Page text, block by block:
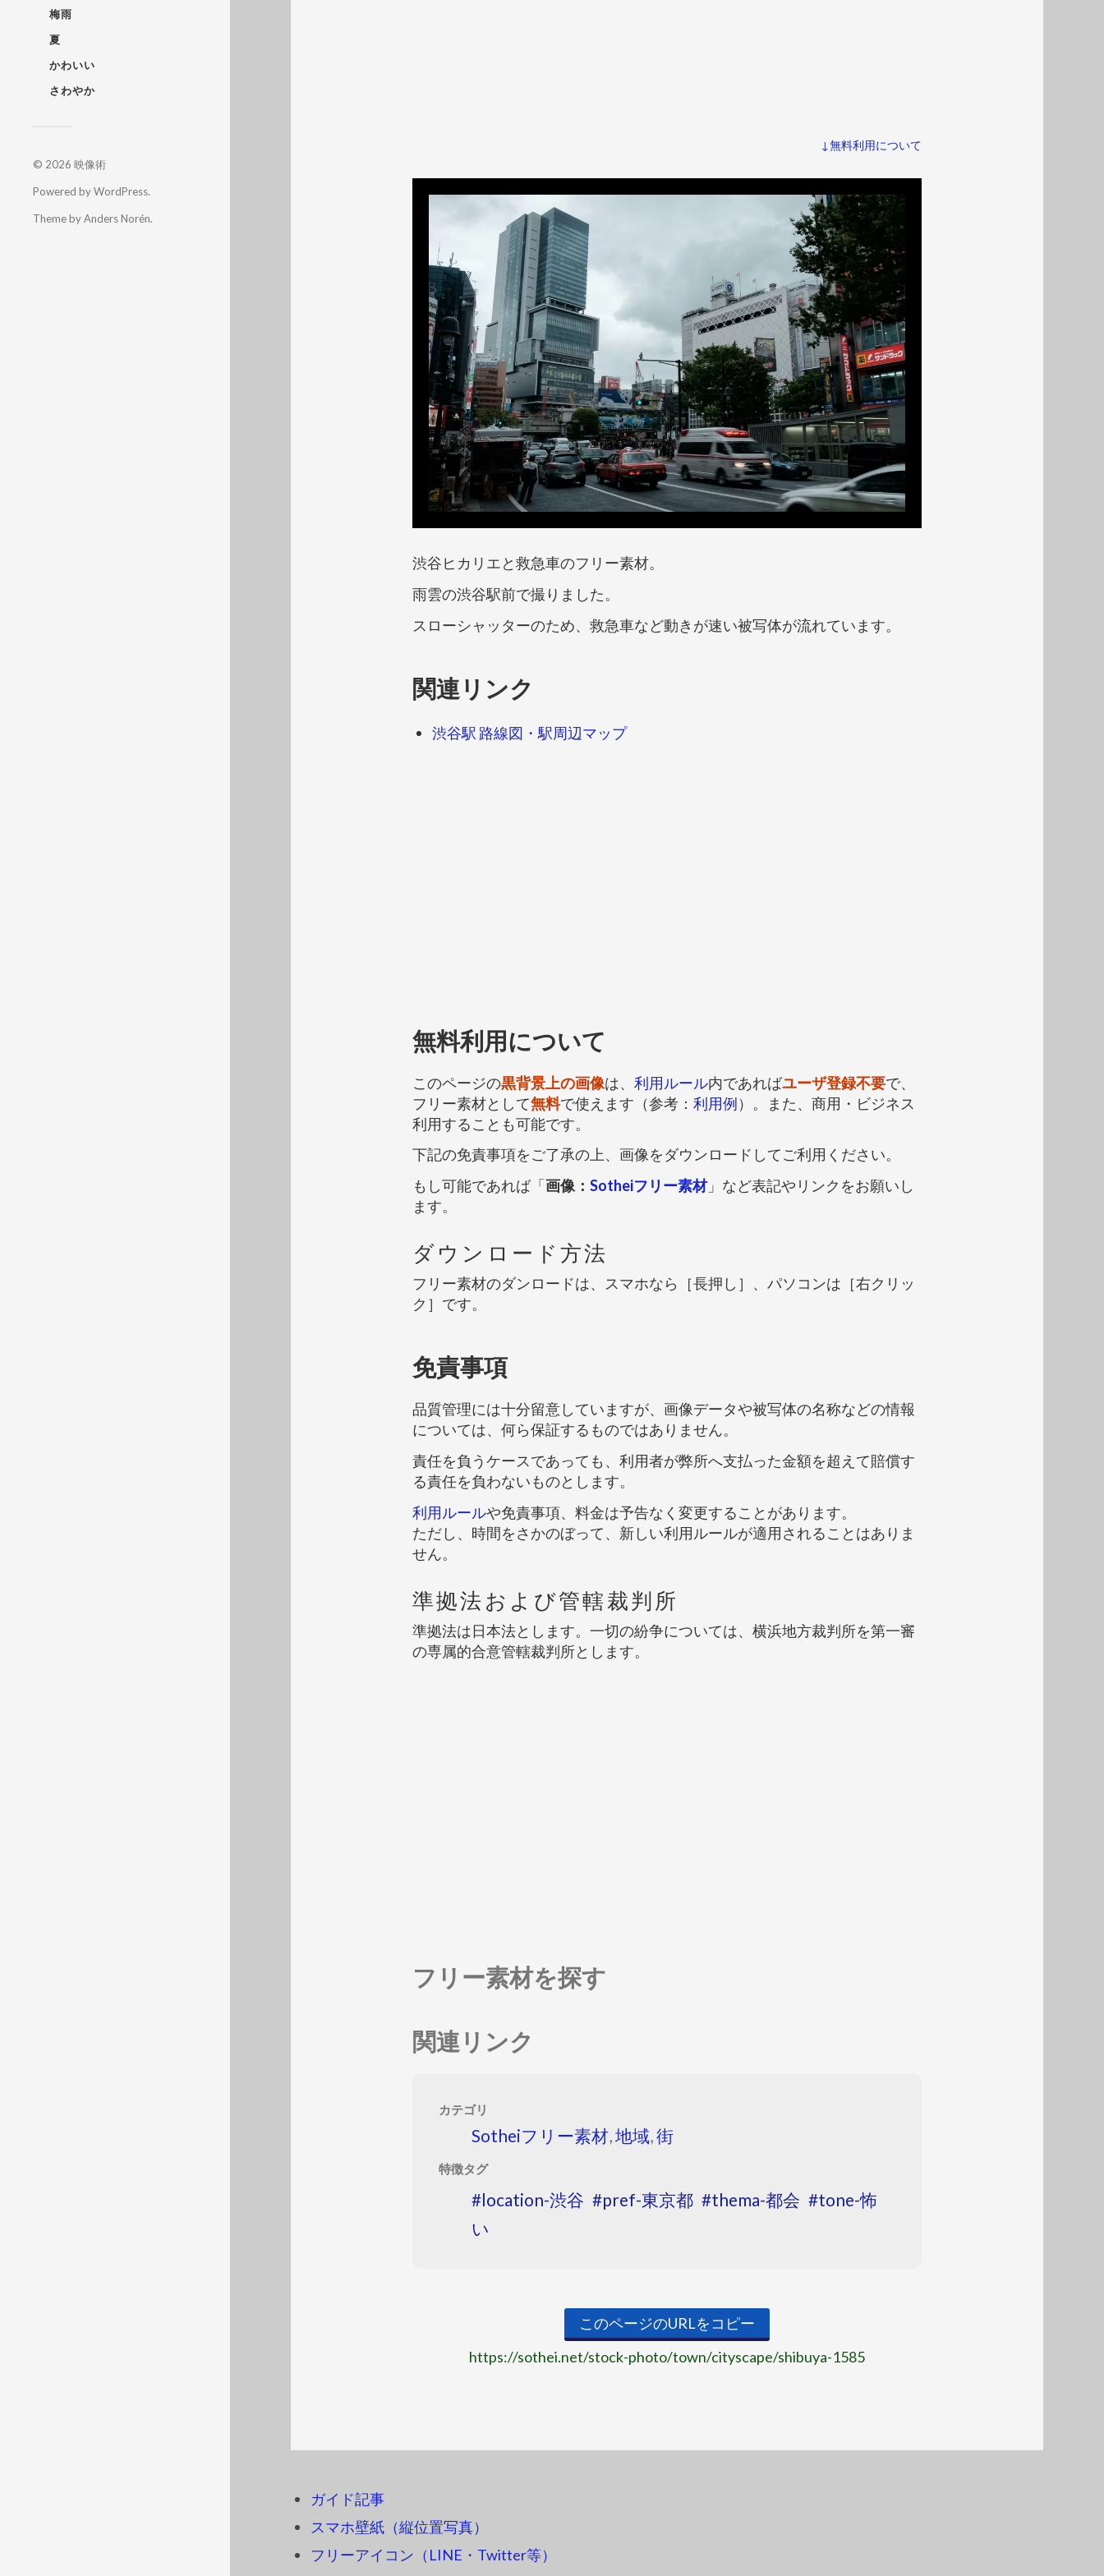
梅雨
夏
かわいい
さわやか
© 2026 映像術
Powered byWordPress.
Theme byAnders Norén.
↓無料利用について
渋谷ヒカリエと救急車のフリー素材。
雨雲の渋谷駅前で撮りました。
スローシャッターのため、救急車など動きが速い被写体が流れています。
関連リンク
渋谷駅 路線図・駅周辺マップ
無料利用について
このページの黒背景上の画像は、 利用ルール内であればユーザ登録不要で、
フリー素材として無料で使えます（参考： 利用例）。また、商用・ビジネス
利用することも可能です。
下記の免責事項をご了承の上、画像をダウンロードしてご利用ください。
もし可能であれば「画像： Sotheiフリー素材」など表記やリンクをお願いし
ます。
ダウンロード方法
フリー素材のダンロードは、スマホなら［長押し］、パソコンは［右クリッ
ク］です。
免責事項
品質管理には十分留意していますが、画像データや被写体の名称などの情報
については、何ら保証するものではありません。
責任を負うケースであっても、利用者が弊所へ支払った金額を超えて賠償す
る責任を負わないものとします。
利用ルールや免責事項、料金は予告なく変更することがあります。
ただし、時間をさかのぼって、新しい利用ルールが適用されることはありま
せん。
準拠法および管轄裁判所
準拠法は日本法とします。一切の紛争については、横浜地方裁判所を第一審
の専属的合意管轄裁判所とします。
フリー素材を探す
関連リンク
カテゴリ
Sotheiフリー素材,地域,街
特徴タグ
location-渋谷 pref-東京都 thema-都会
tone-怖
い
このページのURLをコピー
https://sothei.net/stock-photo/town/cityscape/shibuya-1585
ガイド記事
スマホ壁紙（縦位置写真）
フリーアイコン（LINE・Twitter等）